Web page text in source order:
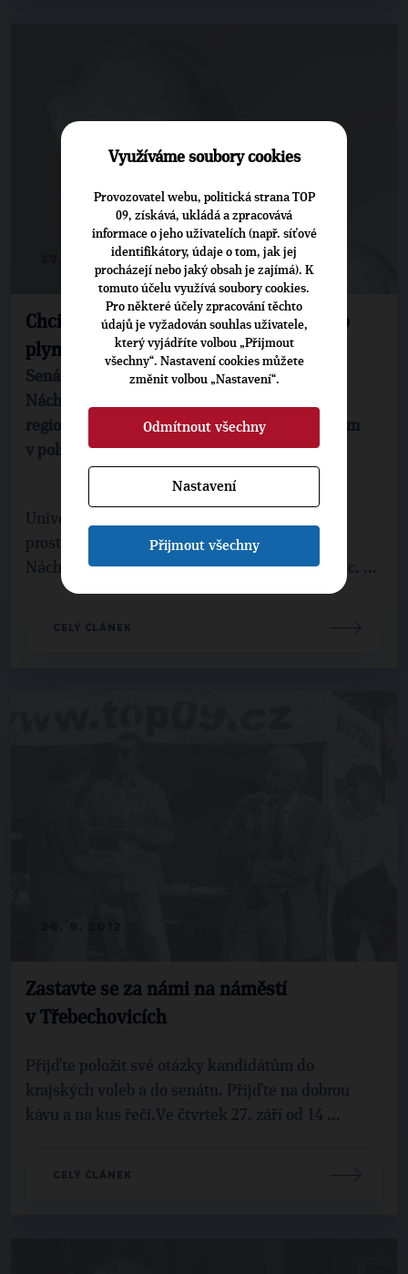
27. 9. 2012
Chci odvrátit hrozbu těžby břidlicového
plynu
Senátní dotazník Kandidát na senátora za
Náchodsko Bedřich Moldan (TOP 09) říká, že
regionu dokáže pomoci díky svým zkušenostem
v politice a vědě
Univerzitní profesor a odborník na životní
prostředí Bedřich Moldan se volbami na
Náchodsku chce znovu vrátit do senátních lavic. ...
CELÝ ČLÁNEK
Zastavte se za námi na náměstí
v Třebechovicích
Přijďte položit své otázky kandidátům do
krajských voleb a do senátu. Přijďte na dobrou
kávu a na kus řeči.Ve čtvrtek 27. září od 14 ...
CELÝ ČLÁNEK
Využíváme soubory cookies
Provozovatel webu, politická strana TOP
09, získává, ukládá a zpracovává
informace o jeho uživatelích (např. síťové
identifikátory, údaje o tom, jak jej
procházejí nebo jaký obsah je zajímá). K
tomuto účelu využívá soubory cookies.
Pro některé účely zpracování těchto
údajů je vyžadován souhlas uživatele,
který vyjádříte volbou „Přijmout
všechny“. Nastavení cookies můžete
změnit volbou „Nastavení“.
Odmítnout všechny
Nastavení
Přijmout všechny